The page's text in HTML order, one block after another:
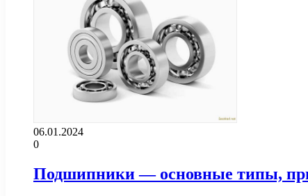
06.01.2024
0
Подшипники — основные типы,